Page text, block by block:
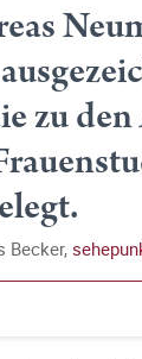
zu
Becker,